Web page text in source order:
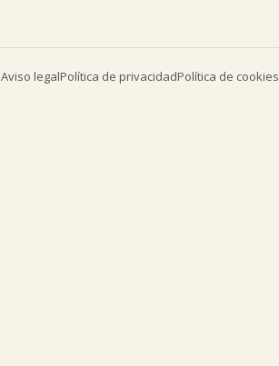

Aviso legalPolítica de privacidadPolítica de cookies